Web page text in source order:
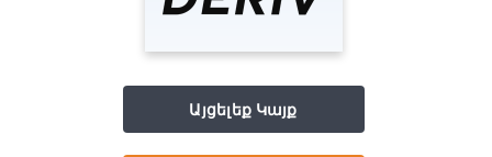
Այցելեք Կայք